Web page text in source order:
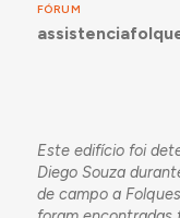
FÓRUM
Este edifício foi
Diego Souza
de campo a